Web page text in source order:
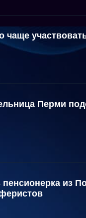
чаще
Перми
из